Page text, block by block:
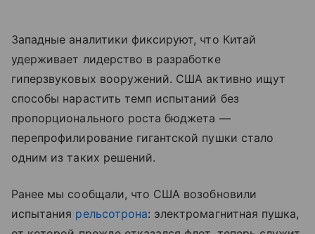
Западные аналитики фиксируют, что Китай
удерживает лидерство в разработке
гиперзвуковых вооружений. США активно ищут
способы нарастить темп испытаний без
пропорционального роста бюджета —
перепрофилирование гигантской пушки стало
одним из таких решений.
Ранее мы сообщали, что США возобновили
испытания рельсотрона: электромагнитная пушка,